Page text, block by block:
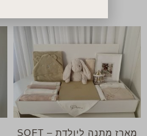
מארז מתנה ליולדת – SOFT